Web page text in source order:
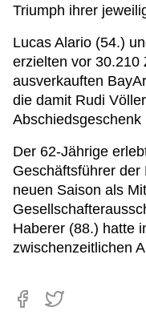
Triumph ihrer
Lucas Alario (54.)
erzielten vor 30.210
ausverkauften
die damit Rudi
Abschiedsgeschenk
Der 62-Jährige
Geschäftsführer
neuen Saison als
Haberer (88.) hatte
zwischenzeitlichen